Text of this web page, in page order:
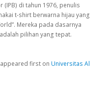
(IPB) di tahun 1976, penulis
t-shirt berwarna hijau yang
Mereka pada dasarnya
pilihan yang tepat.
appeared first on Universitas Al